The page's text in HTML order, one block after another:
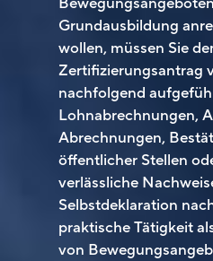
Grundausbildung
wollen, müssen Sie
Zertifizierungsantrag
nachfolgend
Lohnabrechnungen,
Abrechnungen,
öffentlicher Stellen
verlässliche
Selbstdeklaration
praktische Tätigkeit
von